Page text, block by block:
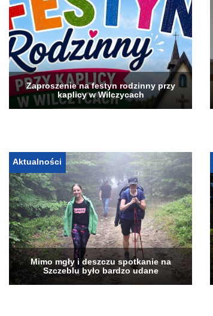
Zaproszenie na festyn rodzinny przy
kaplicy w Wilczycach
Aktualności
Mimo mgły i deszczu spotkanie na
Szczeblu było bardzo udane